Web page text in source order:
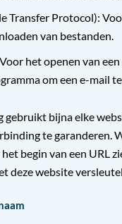
Transfer Protocol):
van bestanden.
het openen van een
om een e-mail
gebruikt bijna elke
te garanderen.
begin van een URL
deze website